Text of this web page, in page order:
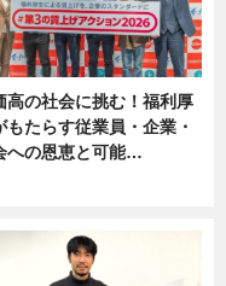
高の社会に挑む！福利厚
もたらす従業員・企業・
への恩恵と可能…